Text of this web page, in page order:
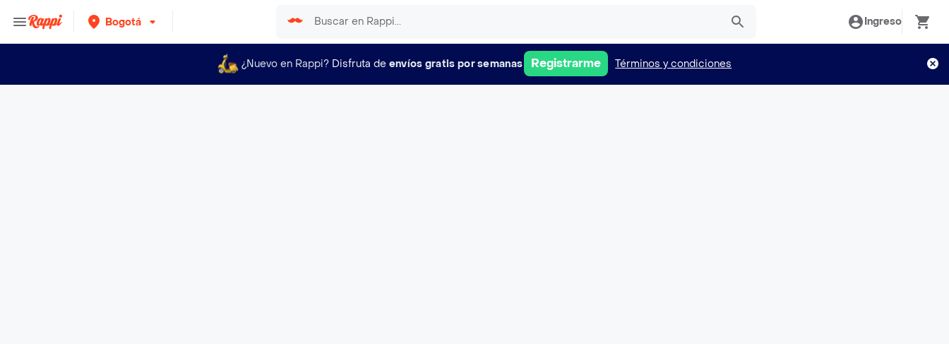
Bogotá Ingreso
¿Nuevo en Rappi? Disfruta de envíos gratis por semanas Registrarme Términos y condiciones